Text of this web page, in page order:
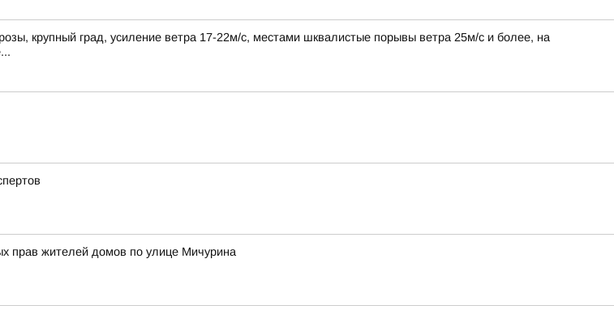
крупный град, усиление ветра 17-22м/с, местами шквалистые порывы ветра 25м/с и более, на
прав жителей домов по улице Мичурина